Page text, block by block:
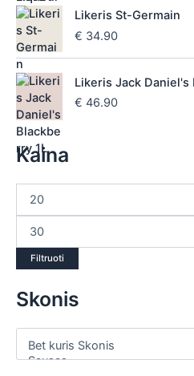
Likeris St-Germain
€ 34.90
Likeris Jack Daniel's
€ 46.90
Kaina
Filtruoti
Skonis